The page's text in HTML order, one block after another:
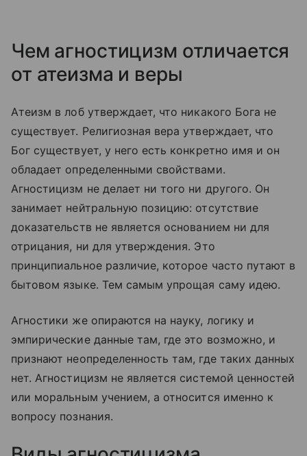
Чем агностицизм отличается
от атеизма и веры
Атеизм в лоб утверждает, что никакого Бога не
существует. Религиозная вера утверждает, что
Бог существует, у него есть конкретно имя и он
обладает определенными свойствами.
Агностицизм не делает ни того ни другого. Он
занимает нейтральную позицию: отсутствие
доказательств не является основанием ни для
отрицания, ни для утверждения. Это
принципиальное различие, которое часто путают в
бытовом языке. Тем самым упрощая саму идею.
Агностики же опираются на науку, логику и
эмпирические данные там, где это возможно, и
признают неопределенность там, где таких данных
нет. Агностицизм не является системой ценностей
или моральным учением, а относится именно к
вопросу познания.